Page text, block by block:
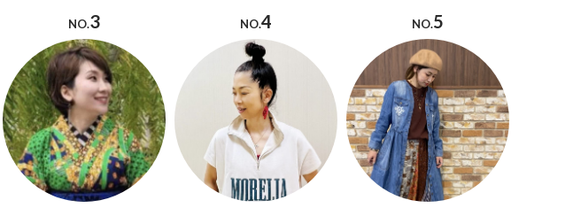
NO.3 NO.4 NO.5